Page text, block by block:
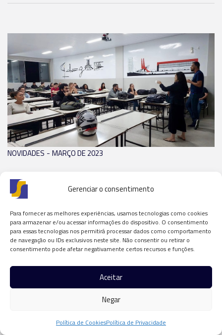
Gerenciar o consentimento
Para fornecer as melhores experiências, usamos tecnologias como cookies
para armazenar e/ou acessar informações do dispositivo. O consentimento
para essas tecnologias nos permitirá processar dados como comportamento
de navegação ou IDs exclusivos neste site. Não consentir ou retirar o
consentimento pode afetar negativamente certos recursos e funções.
Aceitar
Negar
Política de CookiesPolítica de Privacidade
NOVIDADES - MARÇO DE 2023
3ª Maratona de Projeto do curso de
Arquitetura e Urbanismo
LER NOTÍCIA